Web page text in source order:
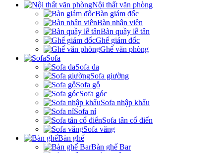
Nội thất văn phòng
Bàn giám đốc
Bàn nhân viên
Bàn quầy lễ tân
Ghế giám đốc
Ghế văn phòng
Sofa
Sofa da
Sofa giường
Sofa gỗ
Sofa góc
Sofa nhập khẩu
Sofa nỉ
Sofa tân cổ điển
Sofa văng
Bàn ghế
Bàn ghế Bar